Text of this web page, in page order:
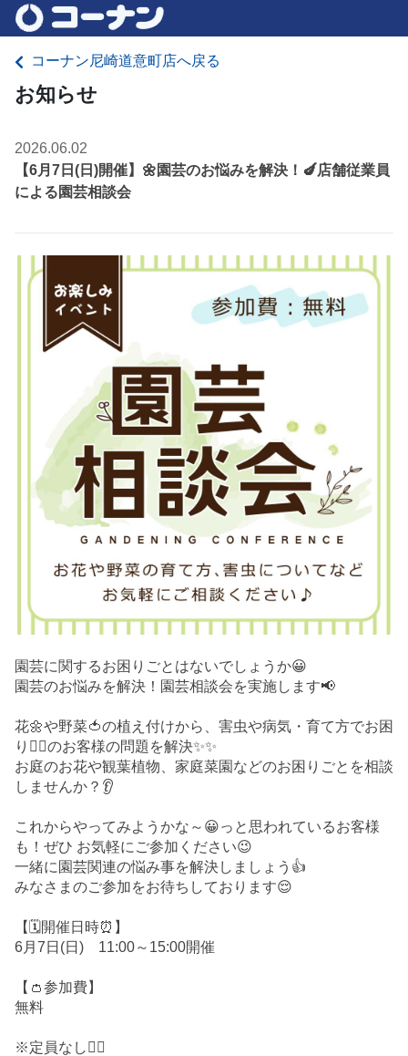
コーナン尼崎道意町店へ戻る
お知らせ
2026.06.02
【6月7日(日)開催】🌼園芸のお悩みを解決！🍆店舗従業員
による園芸相談会
園芸に関するお困りごとはないでしょうか😀
園芸のお悩みを解決！園芸相談会を実施します📢
花🌼や野菜🍅の植え付けから、害虫や病気・育て方でお困
り😮‍💨のお客様の問題を解決✨✨
お庭のお花や観葉植物、家庭菜園などのお困りごとを相談
しませんか？👂
これからやってみようかな～😀っと思われているお客様
も！ぜひ お気軽にご参加ください😉
一緒に園芸関連の悩み事を解決しましょう👍
みなさまのご参加をお待ちしております😌
【🗓️開催日時⏰】
6月7日(日) 11:00～15:00開催
【👛参加費】
無料
※定員なし🙅‍♀️